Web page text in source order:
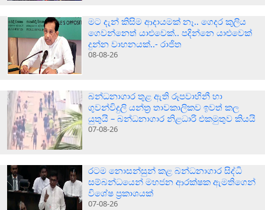
මට දැන් කිසිම ආදායමක් නෑ.. ගෙදර කුලිය
ගෙවන්නෙත් යාළුවෙක්.. පදින්නෙ යාළුවෙක්
දුන්න වාහනයක්..- රාජිත
08-08-26
බන්ධනාගාර තුළ ඇති රූපවාහිනී හා
ගුවන්විදුලි යන්ත්‍ර තාවකාලිකව ඉවත් කල
යුතුයි – බන්ධනාගාර නිළධාරි එකමුතුව කියයි
07-08-26
රටම නොසන්සුන් කළ බන්ධනාගාර සිද්ධි
සම්බන්ධයෙන් මහජන ආරක්ෂක ඇමතිගෙන්
විශේෂ ප්‍රකාශයක්
07-08-26